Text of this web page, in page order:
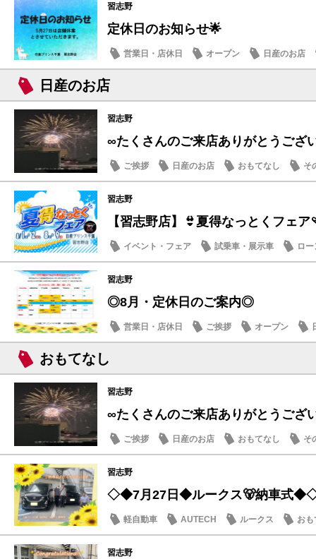
習志野
定休日のお知らせ🌟
営業日・店休日 オープン 日産のお店
日産のお店
習志野
∞たくさんのご来店ありがとうござ
ご挨拶 日産のお店 おもてなし そ
習志野
【習志野店】👙夏得なっとくフェ
イベント・フェア 試乗車・展示車
ロー
日産のお店
習志野
◎8月・定休日のご案内◎
営業日・店休日 ご挨拶 オープン
おもてなし
習志野
∞たくさんのご来店ありがとうござ
ご挨拶 日産のお店 おもてなし そ
習志野
◇◆7月27日◆ルークス🐻納車式
軽自動車 AUTECH ルークス おも
習志野